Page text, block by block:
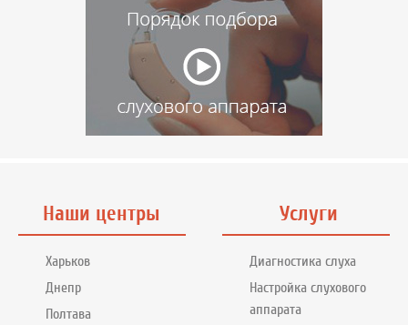
Наши центры
Харьков
Днепр
Полтава
Услуги
Диагностика слуха
Настройка слухового
аппарата